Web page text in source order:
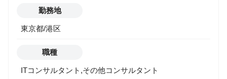
勤務地
東京都/港区
職種
ITコンサルタント,その他コンサルタント